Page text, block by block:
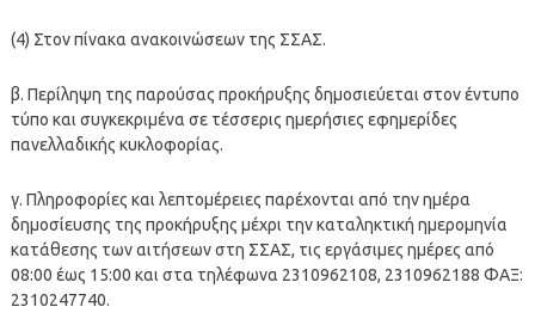
(4) Στον πίνακα ανακοινώσεων της ΣΣΑΣ.
β. Περίληψη της παρούσας προκήρυξης δημοσιεύεται στον έντυπο
τύπο και συγκεκριμένα σε τέσσερις ημερήσιες εφημερίδες
πανελλαδικής κυκλοφορίας.
γ. Πληροφορίες και λεπτομέρειες παρέχονται απó την ημέρα
δημοσίευσης της προκήρυξης μέχρι την καταληκτική ημερομηνία
κατάθεσης των αιτήσεων στη ΣΣΑΣ, τις εργάσιμες ημέρες απó
08:00 έως 15:00 και στα τηλέφωνα 2310962108, 2310962188 ΦΑΞ:
2310247740.